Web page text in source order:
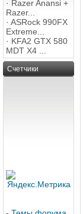
· Razer Anansi +
Razer...
· ASRock 990FX
Extreme...
· KFA2 GTX 580
MDT X4 ...
Счетчики